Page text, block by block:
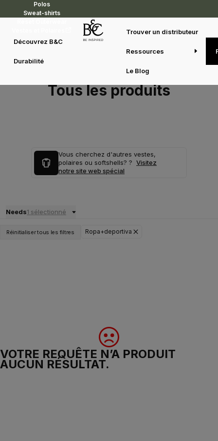
Polos
Sweat-shirts
Découvrez B&C
Durabilité
Trouver un distributeur
Ressources
Le Blog
Tous les produits
Vous cherchez d'autres vestes,
polaires ou softshells? ? Visitez
notre site web spécial
Needs1 sélectionné
Réinitialiser tous les filtres Ropa+deportiva
VOTRE REQUÊTE N’A PRODUIT
AUCUN RÉSULTAT.